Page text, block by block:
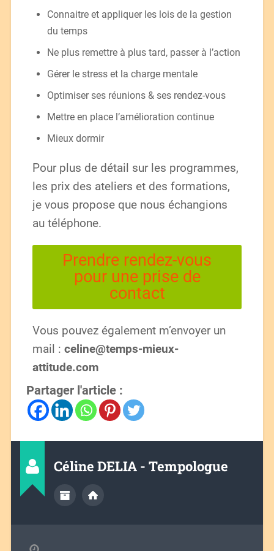
Connaitre et appliquer les lois de la gestion
du temps
Ne plus remettre à plus tard, passer à l’action
Gérer le stress et la charge mentale
Optimiser ses réunions & ses rendez-vous
Mettre en place l’amélioration continue
Mieux dormir
Pour plus de détail sur les programmes,
les prix des ateliers et des formations,
je vous propose que nous échangions
au téléphone.
Prendre rendez-vous
pour une prise de
contact
Vous pouvez également m’envoyer un
mail : celine@temps-mieux-
attitude.com
Partager l'article :
Céline DELIA - Tempologue